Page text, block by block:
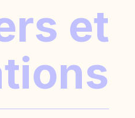
INDÉPENDANT
et